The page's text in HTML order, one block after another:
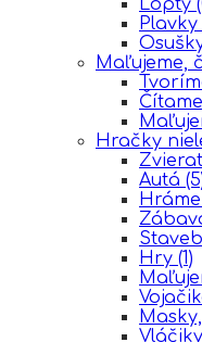
Lopty
Plavky
Maľujeme,
Hračky
Autá
Hry (1)